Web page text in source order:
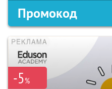
Промокод
-5%